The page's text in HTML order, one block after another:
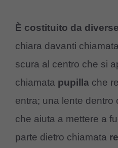
È costituito da
chiara davanti chiamata
scura al centro che si
chiamata pupilla che
entra; una lente dentro
che aiuta a mettere a
parte dietro chiamata